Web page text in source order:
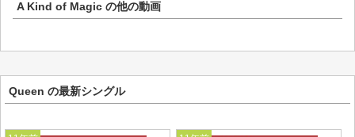
A Kind of Magic の他の動画
Queen の最新シングル